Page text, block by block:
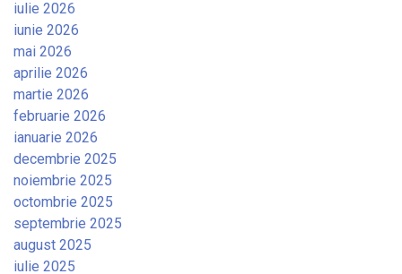
iulie 2026
iunie 2026
mai 2026
aprilie 2026
martie 2026
februarie 2026
ianuarie 2026
decembrie 2025
noiembrie 2025
octombrie 2025
septembrie 2025
august 2025
iulie 2025